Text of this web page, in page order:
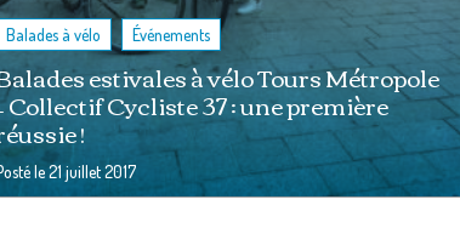
Balades à vélo Événements
estivales à vélo Tours Métropole
Collectif Cycliste 37 : une première
!
le21 juillet 2017